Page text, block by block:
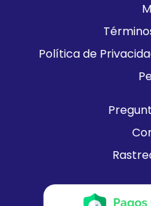
Política de